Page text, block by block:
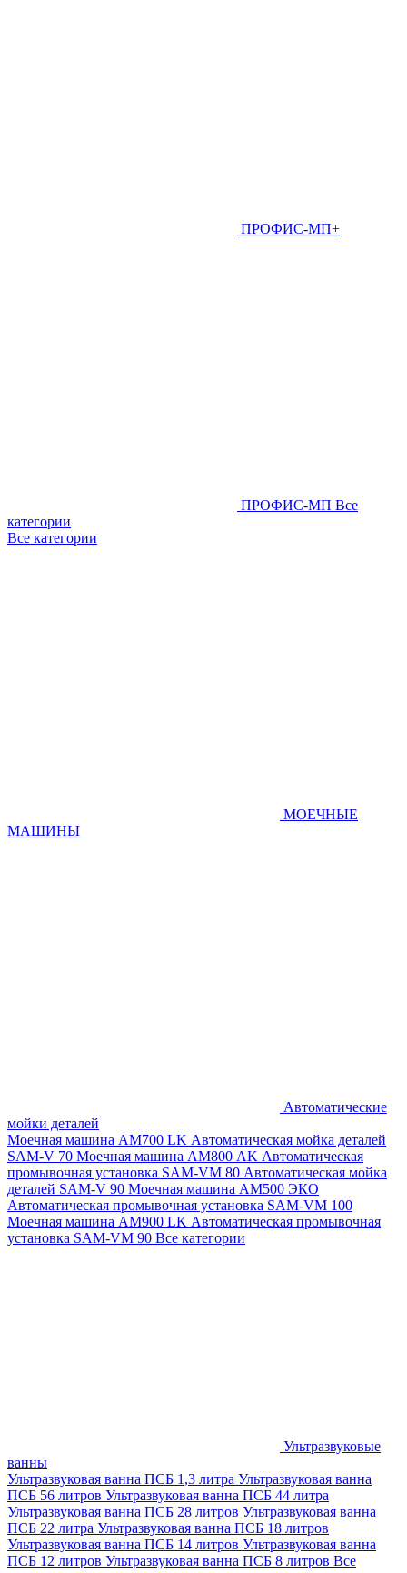
ПРОФИС-МП+
ПРОФИС-МП Все
категории
Все категории
МОЕЧНЫЕ
МАШИНЫ
Автоматические
мойки деталей
Моечная машина AM700 LK Автоматическая мойка деталей
SAM-V 70 Моечная машина АМ800 AK Автоматическая
промывочная установка SAM-VM 80 Автоматическая мойка
деталей SAM-V 90 Моечная машина АМ500 ЭКО
Автоматическая промывочная установка SAM-VM 100
Моечная машина AM900 LK Автоматическая промывочная
установка SAM-VM 90 Все категории
Ультразвуковые
ванны
Ультразвуковая ванна ПСБ 1,3 литра Ультразвуковая ванна
ПСБ 56 литров Ультразвуковая ванна ПСБ 44 литра
Ультразвуковая ванна ПСБ 28 литров Ультразвуковая ванна
ПСБ 22 литра Ультразвуковая ванна ПСБ 18 литров
Ультразвуковая ванна ПСБ 14 литров Ультразвуковая ванна
ПСБ 12 литров Ультразвуковая ванна ПСБ 8 литров Все